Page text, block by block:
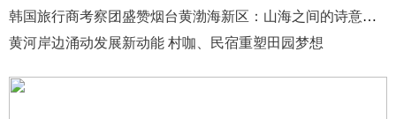
韩国旅行商考察团盛赞烟台黄渤海新区：山海之间的诗意邂逅
黄河岸边涌动发展新动能 村咖、民宿重塑田园梦想